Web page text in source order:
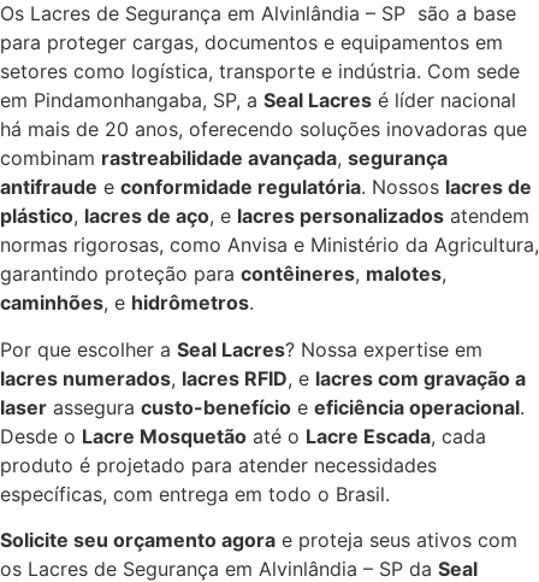
Os Lacres de Segurança em Alvinlândia – SP são a base
para proteger cargas, documentos e equipamentos em
setores como logística, transporte e indústria. Com sede
em Pindamonhangaba, SP, a Seal Lacres é líder nacional
há mais de 20 anos, oferecendo soluções inovadoras que
combinam rastreabilidade avançada, segurança
antifraude e conformidade regulatória. Nossos lacres de
plástico, lacres de aço, e lacres personalizados atendem
normas rigorosas, como Anvisa e Ministério da Agricultura,
garantindo proteção para contêineres, malotes,
caminhões, e hidrômetros.
Por que escolher a Seal Lacres? Nossa expertise em
lacres numerados, lacres RFID, e lacres com gravação a
laser assegura custo-benefício e eficiência operacional.
Desde o Lacre Mosquetão até o Lacre Escada, cada
produto é projetado para atender necessidades
específicas, com entrega em todo o Brasil.
Solicite seu orçamento agora e proteja seus ativos com
os Lacres de Segurança em Alvinlândia – SP da Seal